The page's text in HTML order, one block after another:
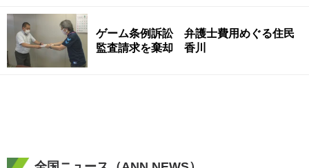
ゲーム条例訴訟 弁護士費用めぐる住民
監査請求を棄却 香川